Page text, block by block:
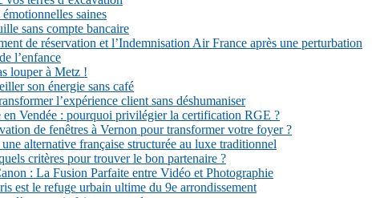
saines
sans compte bancaire
de réservation et l’Indemnisation Air France après une perturbation
l’enfance
louper à Metz !
son énergie sans café
l’expérience client sans déshumaniser
en Vendée : pourquoi privilégier la certification RGE ?
de fenêtres à Vernon pour transformer votre foyer ?
alternative française structurée au luxe traditionnel
critères pour trouver le bon partenaire ?
: La Fusion Parfaite entre Vidéo et Photographie
est le refuge urbain ultime du 9e arrondissement